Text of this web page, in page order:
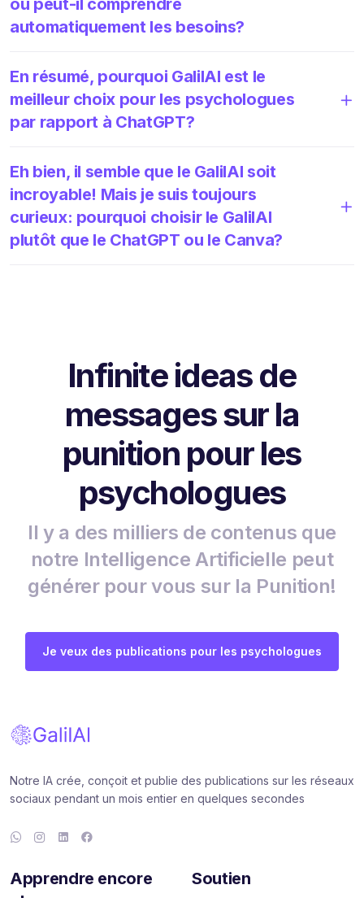
ou peut-il comprendre
automatiquement les besoins?
En résumé, pourquoi GalilAI est le
meilleur choix pour les psychologues
par rapport à ChatGPT?
Eh bien, il semble que le GalilAI soit
incroyable! Mais je suis toujours
curieux: pourquoi choisir le GalilAI
plutôt que le ChatGPT ou le Canva?
Infinite ideas de
messages sur la
punition pour les
psychologues
Il y a des milliers de contenus que
notre Intelligence Artificielle peut
générer pour vous sur la Punition!
Je veux des publications pour les psychologues
Notre IA crée, conçoit et publie des publications sur les réseaux
sociaux pendant un mois entier en quelques secondes
Apprendre encore
Soutien